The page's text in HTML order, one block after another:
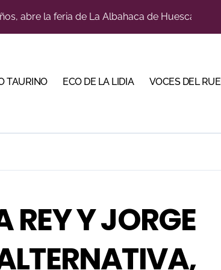
con alicientes y marcado acento torista
por los jóvenes con entradas desde un
abre la corrida de seis rejoneadores en El Puerto
TAURINO ECO DE LA LIDIA VOCES DEL
REY Y JORGE